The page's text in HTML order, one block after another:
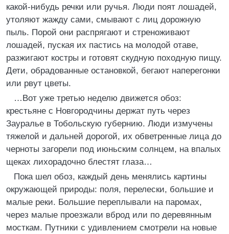
какой-нибудь речки или ручья. Люди поят лошадей,
утоляют жажду сами, смывают с лиц дорожную
пыль. Порой они распрягают и стреноживают
лошадей, пуская их пастись на молодой отаве,
разжигают костры и готовят скудную походную пищу.
Дети, обрадованные остановкой, бегают наперегонки
или рвут цветы.
…Вот уже третью неделю движется обоз:
крестьяне с Новгородчины держат путь через
Зауралье в Тобольскую губернию. Люди измучены
тяжелой и дальней дорогой, их обветренные лица до
черноты загорели под июньским солнцем, на впалых
щеках лихорадочно блестят глаза…
Пока шел обоз, каждый день менялись картины
окружающей природы: поля, перелески, большие и
малые реки. Большие переплывали на паромах,
через малые проезжали вброд или по деревянным
мосткам. Путники с удивлением смотрели на новые